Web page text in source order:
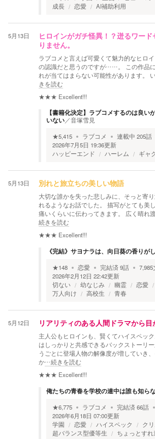
成長
恋愛 AI補助利用
5月13日
ヒロインがガチ怪異！？迸るワード
りません。
ラブコメと言えば可愛くて魅力的なヒロ
の認識だと思うのですが……。 この作品
れが当てはまらない可能性があります。
きを読む
★★★ Excellent!!!
【書籍化決定】ラブコメするのは良い
いない／音塚雪見
★5,415 ラブコメ 連載中 205話
2026年7月5日 19:36更新
ハッピーエンド
ハーレム ギャ
5月13日 別れと旅立ちの美しい物語
大切な誰かを失った悲しみに、そっと寄
れるようなお話でした。 描写がとても美
痛いくらいに伝わってきます。 広く晴れ
続きを読む
★★★ Excellent!!!
《完結》サヨナラは、向日葵の香りがし
★148 恋愛 完結済9話 7,985
2026年2月12日 22:42更新
切ない
幼なじみ 幽霊 恋愛
万人向け
高校生 青春
5月12日 リアリティのある人間ドラマから目
主人公もヒロインも、賢くてハイスペッ
はしっかりと共感できるバックストーリ
うごとに登場人物の解像度が増していき
か…続きを読む
★★★ Excellent!!!
俺たちの青春を学校の連中は誰も知らな
★6,775 ラブコメ 完結済66話
2026年6月18日 07:00更新
学園
恋愛 ハイスペック
ク
超バランス型優等生
ちょっとす